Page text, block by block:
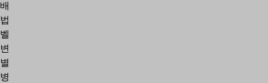
배
법
벨
변
별
병